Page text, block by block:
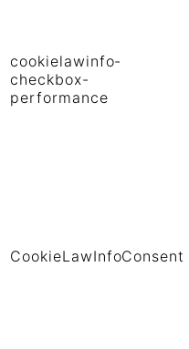
cookielawinfo-
checkbox-
performance
CookieLawInfoConsent